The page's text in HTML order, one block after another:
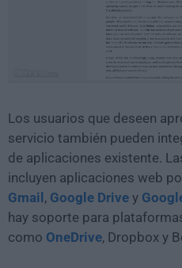
Los usuarios que deseen
servicio también pueden
de aplicaciones existente.
incluyen aplicaciones web
Gmail , Google Drive y
hay soporte para
como OneDrive, Dropbox y